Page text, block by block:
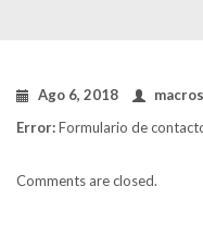
Ago 6, 2018
Error:Formulario de
Comments are closed.